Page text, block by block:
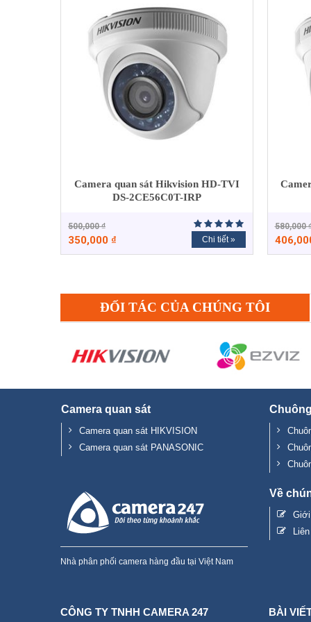
Camera quan sát Hikvision HD-TVI
DS-2CE56C0T-IRP
500,000₫
350,000 ₫ Chi tiết »
580,000
ĐỐI TÁC CỦA CHÚNG TÔI
Camera quan sát
Camera quan sát HIKVISION
Camera quan sát PANASONIC
Nhà phân phối camera hàng đầu tại Việt Nam
Về
CÔNG TY TNHH CAMERA 247 BÀI